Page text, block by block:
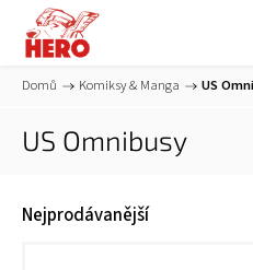
Domů / Komiksy & Manga / US
US Omnibusy
Nejprodávanější